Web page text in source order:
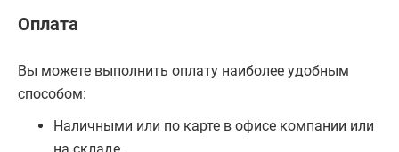
Оплата
Вы можете выполнить оплату наиболее удобным
способом:
Наличными или по карте в офисе компании или